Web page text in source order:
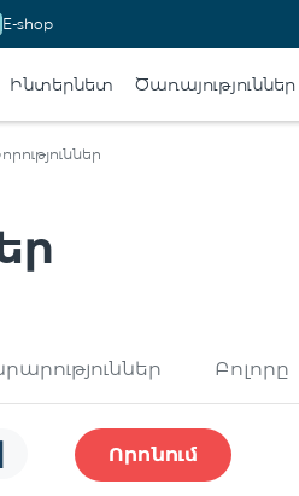
E-shop
Ինտերնետ Ծառայություններ
Բոլորը
Որոնում